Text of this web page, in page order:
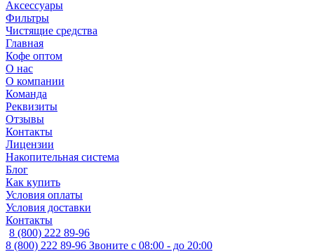
Аксессуары
Фильтры
Чистящие средства
Главная
Кофе оптом
О нас
О компании
Команда
Реквизиты
Отзывы
Контакты
Лицензии
Накопительная система
Блог
Как купить
Условия оплаты
Условия доставки
Контакты
8 (800) 222 89-96
8 (800) 222 89-96 Звоните с 08:00 - до 20:00